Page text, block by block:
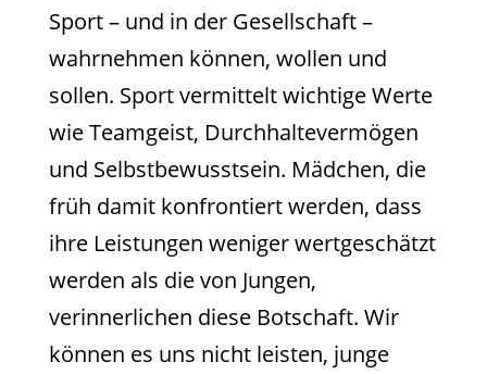
Sport – und in der Gesellschaft –
wahrnehmen können, wollen und
sollen. Sport vermittelt wichtige Werte
wie Teamgeist, Durchhaltevermögen
und Selbstbewusstsein. Mädchen, die
früh damit konfrontiert werden, dass
ihre Leistungen weniger wertgeschätzt
werden als die von Jungen,
verinnerlichen diese Botschaft. Wir
können es uns nicht leisten, junge